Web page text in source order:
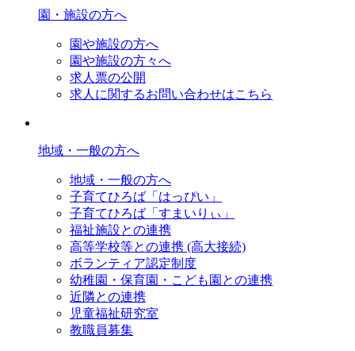
園・施設の方へ
園や施設の方へ
園や施設の方々へ
求人票の公開
求人に関するお問い合わせはこちら
地域・一般の方へ
地域・一般の方へ
子育てひろば「はっぴい」
子育てひろば「すまいりぃ」
福祉施設との連携
高等学校等との連携 (高大接続)
ボランティア認定制度
幼稚園・保育園・こども園との連携
近隣との連携
児童福祉研究室
教職員募集